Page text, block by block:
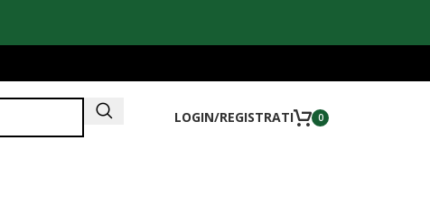
LOGIN/REGISTRATI 0